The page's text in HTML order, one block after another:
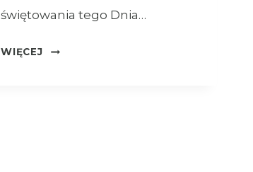
świętowania tego Dnia…
WIĘCEJ
OGŁOSZENIA